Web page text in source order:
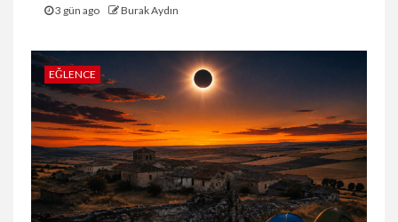
3 gün ago Burak Aydın
EĞLENCE